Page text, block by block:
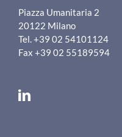
Piazza Umanitaria 2
20122 Milano
Tel.+39 02 54101124
Fax +39 02 55189594